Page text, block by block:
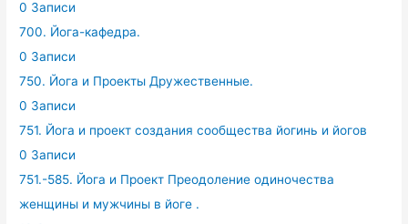
0 Записи
700. Йога-кафедра.
0 Записи
750. Йога и Проекты Дружественные.
0 Записи
751. Йога и проект создания сообщества йогинь и йогов
0 Записи
751.-585. Йога и Проект Преодоление одиночества
женщины и мужчины в йоге .